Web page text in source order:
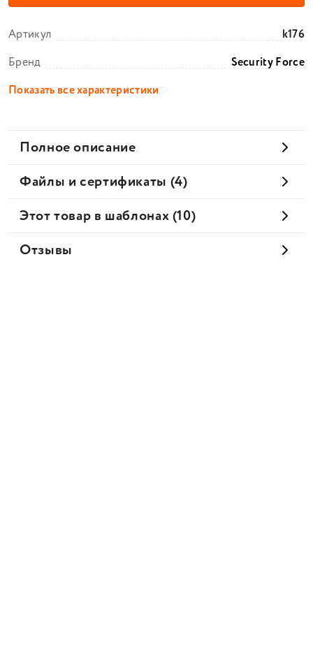
Артикул
k176
Бренд
Security Force
Показать все характеристики
Полное описание
Файлы и сертификаты (4)
Этот товар в шаблонах (10)
Отзывы